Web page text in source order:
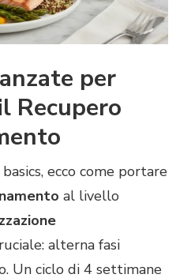
per
Recupero
ecco come portare
al livello
alterna fasi
Un ciclo di 4 settimane